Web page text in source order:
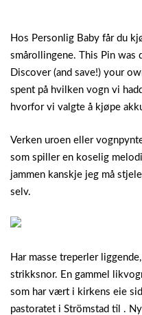
Hos Personlig Baby får du
smårollingene. This Pin was
Discover (and save!) your
spent på hvilken vogn vi
hvorfor vi valgte å kjøpe
Verken uroen eller
som spiller en koselig
jammen kanskje jeg må
selv.
Har masse treperler
strikksnor. En gammel
som har vært i kirkens eie
pastoratet i Strömstad til .